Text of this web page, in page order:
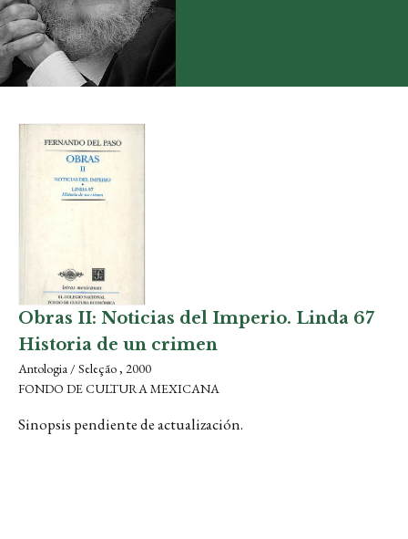
Obras II: Noticias del Imperio. Linda 67
Historia de un crimen
Antologia / Seleção , 2000
FONDO DE CULTURA MEXICANA
Sinopsis pendiente de actualización.